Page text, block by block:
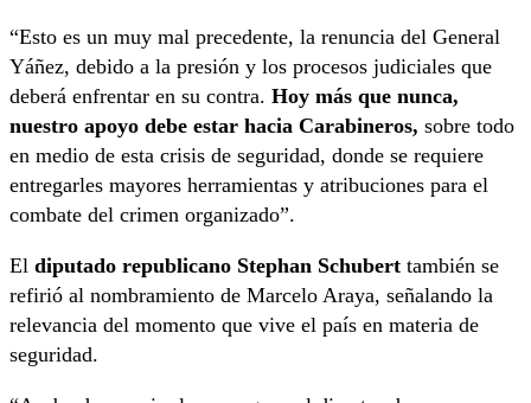
“Esto es un muy mal precedente, la renuncia del General
Yáñez, debido a la presión y los procesos judiciales que
deberá enfrentar en su contra. Hoy más que nunca,
nuestro apoyo debe estar hacia Carabineros, sobre todo
en medio de esta crisis de seguridad, donde se requiere
entregarles mayores herramientas y atribuciones para el
combate del crimen organizado”.
El diputado republicano Stephan Schubert también se
refirió al nombramiento de Marcelo Araya, señalando la
relevancia del momento que vive el país en materia de
seguridad.